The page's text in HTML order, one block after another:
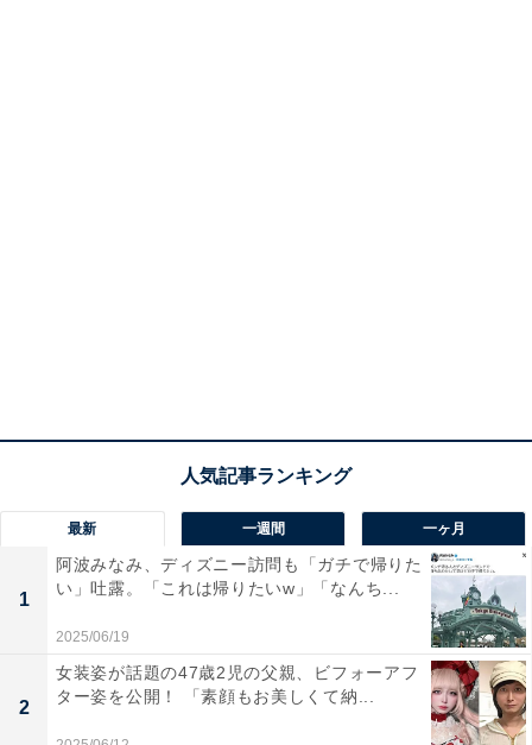
最新 一週間 一ヶ月
1
阿波みなみ、ディズニー訪問も「ガチで帰りた
い」吐露。「これは帰りたいw」「なんち...
2025/06/19
2
女装姿が話題の47歳2児の父親、ビフォーアフ
ター姿を公開！ 「素顔もお美しくて納...